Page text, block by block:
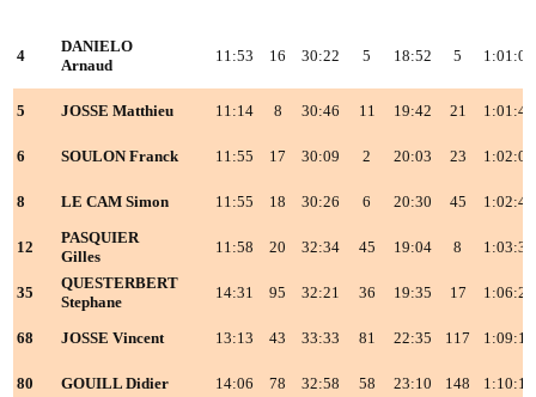
4
DANIELO
Arnaud
11:53 16 30:22 5 18:52 5 1:01:05
5 JOSSE Matthieu 11:14 8 30:46 11 19:42 21 1:01:41
6 SOULON Franck 11:55 17 30:09 2 20:03 23 1:02:04
8 LE CAM Simon 11:55 18 30:26 6 20:30 45 1:02:49
12
PASQUIER
Gilles
11:58 20 32:34 45 19:04 8 1:03:34
35
QUESTERBERT
Stephane
14:31 95 32:21 36 19:35 17 1:06:26
68 JOSSE Vincent 13:13 43 33:33 81 22:35 117 1:09:19
80 GOUILL Didier 14:06 78 32:58 58 23:10 148 1:10:11